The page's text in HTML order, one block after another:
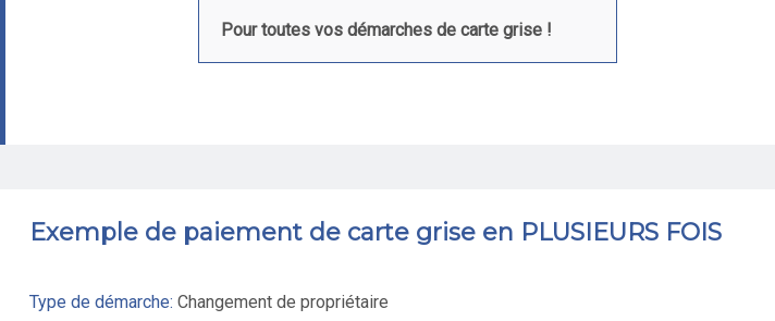
Pour toutes vos démarches de carte grise !
Exemple de paiement de carte grise en PLUSIEURS FOIS
Type de démarche: Changement de propriétaire